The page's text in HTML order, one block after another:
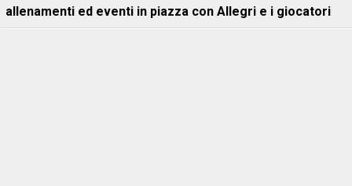
allenamenti ed eventi in piazza con Allegri e i giocatori